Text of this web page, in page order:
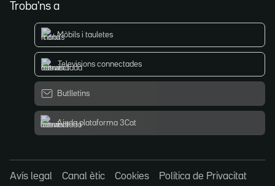
Troba'ns a
Mòbils i tauletes
Televisions connectades
Butlletins
Ajuda plataforma 3Cat
Avís legal Canal ètic Cookies Política de Privacitat